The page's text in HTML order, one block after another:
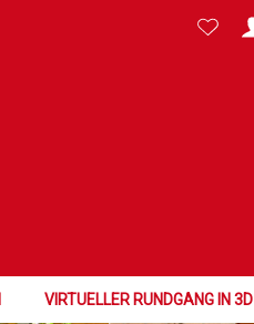
VIRTUELLER RUNDGANG IN 3D